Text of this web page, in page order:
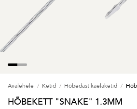
Avalehele Ketid Hõbedast kaelaketid
HÕBEKETT "SNAKE" 1.3MM